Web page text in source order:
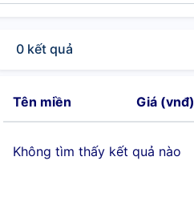
0 kết quả
Tên miền Giá (vnđ)
Không tìm thấy kết quả nào